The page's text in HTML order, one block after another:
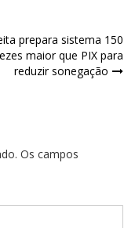
prepara sistema 150
maior que PIX para
reduzir sonegação
Os campos